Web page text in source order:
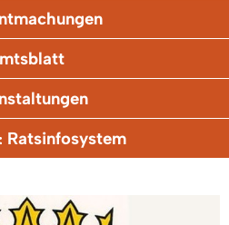
Ratsinfosystem